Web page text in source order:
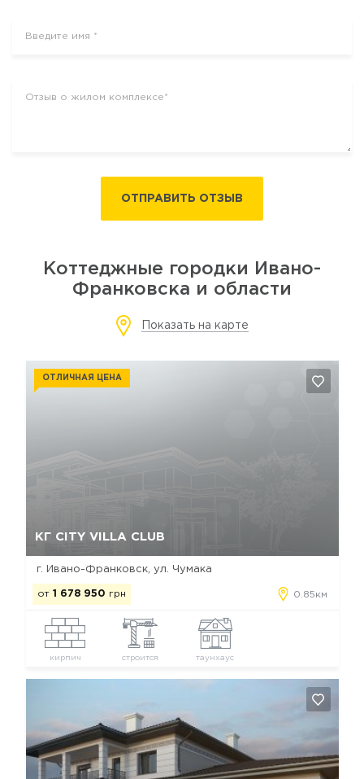
ОТПРАВИТЬ ОТЗЫВ
Коттеджные городки Ивано-
Франковска и области
Показать на карте
КГ CITY VILLA CLUB
ОТЛИЧНАЯ ЦЕНА
г. Ивано-Франковск, ул. Чумака
от 1 678 950 грн 0.85км
кирпич строится таунхаус